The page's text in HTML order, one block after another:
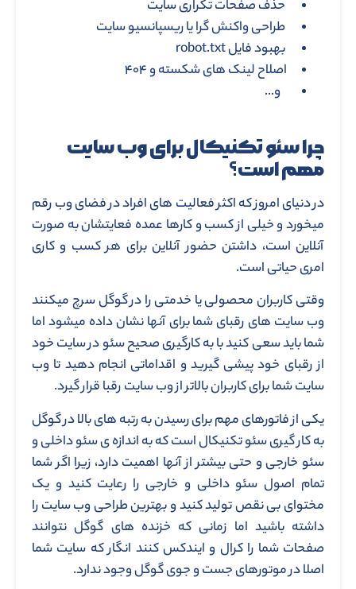
حذف صفحات تکراری سایت
طراحی واکنش گرا یا ریسپانسیو سایت
بهبود فایل robot.txt
اصلاح لینک های شکسته و ۴۰۴
و…
چرا سئو تکنیکال برای وب سایت
مهم است؟
در دنیای امروز که اکثر فعالیت های افراد در فضای وب رقم
میخورد و خیلی از کسب و کارها عمده فعایتشان به صورت
آنلاین است، داشتن حضور آنلاین برای هر کسب و کاری
امری حیاتی است.
وقتی کاربران محصولی یا خدمتی را در گوگل سرچ میکنند
وب سایت های رقبای شما برای آنها نشان داده میشود اما
شما باید سعی کنید با به کارگیری صحیح سئو در سایت خود
از رقبای خود پیشی گیرید و اقداماتی انجام دهید تا وب
سایت شما برای کاربران بالاتر از وب سایت رقبا قرار گیرد.
یکی از فاتورهای مهم برای رسیدن به رتبه های بالا در گوگل
به کار گیری سئو تکنیکال است که به اندازه ی سئو داخلی و
سئو خارجی و حتی بیشتر از آنها اهمیت دارد، زیرا اگر شما
تمام اصول سئو داخلی و خارجی را رعایت کنید و یک
مختوای بی نقص تولید کنید و بهترین طراحی وب سایت را
داشته باشید اما زمانی که خزنده های گوگل نتوانند
صفحات شما را کرال و ایندکس کنند انگار که سایت شما
اصلا در موتورهای جست و جوی گوگل وجود ندارد.